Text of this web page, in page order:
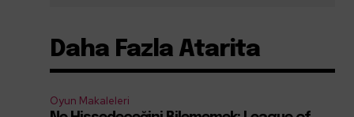
Daha Fazla Atarita
Oyun Makaleleri